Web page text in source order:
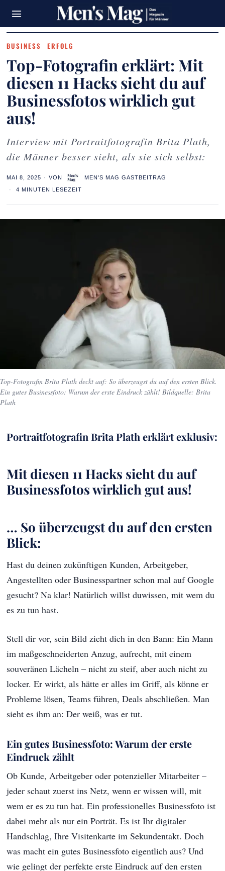
BUSINESS · ERFOLG
Top-Fotografin erklärt: Mit
diesen 11 Hacks sieht du auf
Businessfotos wirklich gut
aus!
Interview mit Portraitfotografin Brita Plath,
die Männer besser sieht, als sie sich selbst:
MAI 8, 2025 VON MEN'S MAG GASTBEITRAG
4 MINUTEN LESEZEIT
Top-Fotografin Brita Plath deckt auf: So überzeugst du auf den ersten Blick.
Ein gutes Businessfoto: Warum der erste Eindruck zählt! Bildquelle: Brita
Plath
Portraitfotografin Brita Plath erklärt exklusiv:
Mit diesen 11 Hacks sieht du auf
Businessfotos wirklich gut aus!
… So überzeugst du auf den ersten
Blick:
Hast du deinen zukünftigen Kunden, Arbeitgeber,
Angestellten oder Businesspartner schon mal auf Google
gesucht? Na klar! Natürlich willst duwissen, mit wem du
es zu tun hast.
Stell dir vor, sein Bild zieht dich in den Bann: Ein Mann
im maßgeschneiderten Anzug, aufrecht, mit einem
souveränen Lächeln – nicht zu steif, aber auch nicht zu
locker. Er wirkt, als hätte er alles im Griff, als könne er
Probleme lösen, Teams führen, Deals abschließen. Man
sieht es ihm an: Der weiß, was er tut.
Ein gutes Businessfoto: Warum der erste
Eindruck zählt
Ob Kunde, Arbeitgeber oder potenzieller Mitarbeiter –
jeder schaut zuerst ins Netz, wenn er wissen will, mit
wem er es zu tun hat. Ein professionelles Businessfoto ist
dabei mehr als nur ein Porträt. Es ist Ihr digitaler
Handschlag, Ihre Visitenkarte im Sekundentakt. Doch
was macht ein gutes Businessfoto eigentlich aus? Und
wie gelingt der perfekte erste Eindruck auf den ersten